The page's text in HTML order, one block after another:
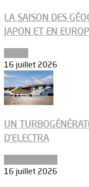
LA SAISON DES
JAPON ET EN
16 juillet 2026
UN
D’ELECTRA
16 juillet 2026